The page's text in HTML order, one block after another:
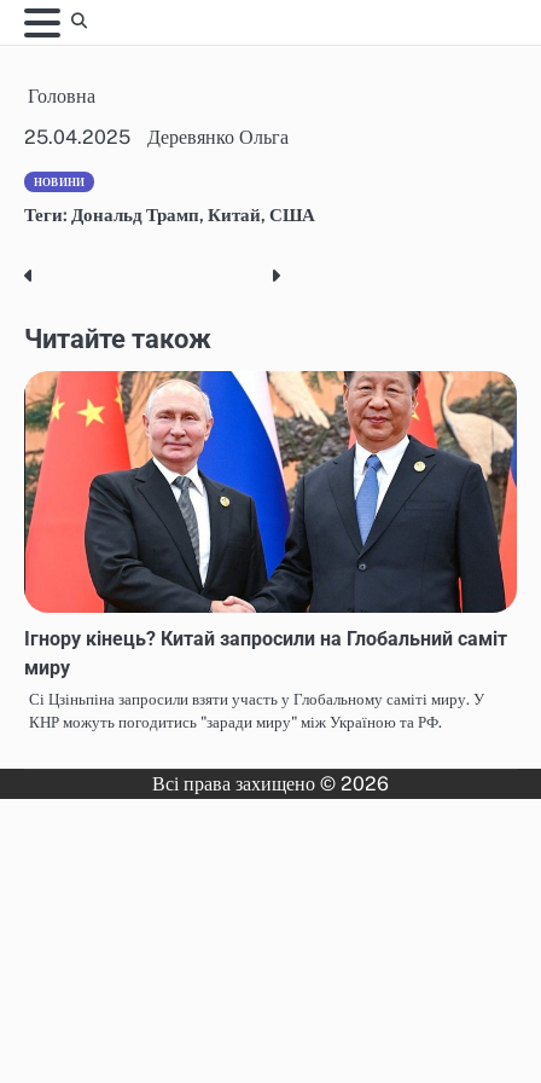
Skip
to
Головна
25.04.2025
Деревянко Ольга
НОВИНИ
Теги: Дональд Трамп, Китай, США
Post
navigation
Читайте також
Ігнору кінець? Китай запросили на Глобальний саміт
миру
Сі Цзіньпіна запросили взяти участь у Глобальному саміті миру. У
КНР можуть погодитись "заради миру" між Україною та РФ.
Всі права захищено © 2026